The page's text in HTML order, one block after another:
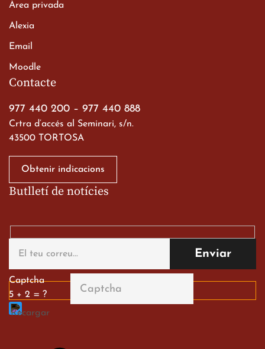
Contacte
977 440 200 – 977 440 888
Crtra d’accés al Seminari, s/n.
43500 TORTOSA
Obtenir indicacions
Àrea privada
Alexia
Email
Moodle
Butlletí de notícies
Captcha
5 + 2 = ?